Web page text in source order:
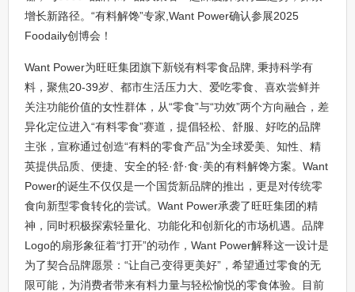
增长新路径。“有料解馋”专家,Want Power确认参展2025
Foodaily创博会！
Want Power为旺旺集团旗下新锐有料零食品牌, 秉持科学有
料，聚焦20-39岁、都市生活压力大、爱吃零食、喜欢尝鲜并
关注功能价值的女性群体，从“零食”与“功效”两个方向融合，差
异化定位进入“有料零食”赛道，提倡轻松、舒服、好吃的品牌
主张，宣称通过创造“有料的零食产品”为全球爱美、知性、精
英提供品质、便捷、安全的轻·舒·食·美的有料解馋方案。Want
Power的诞生不仅仅是一个国货新品牌的推出，更是对传统零
食向新型零食转化的尝试。Want Power承袭了旺旺集团的精
神，同时积极探索轻量化、功能化和创新化的市场机遇。品牌
Logo的扇形象征着“打开”的动作，Want Power解释这一设计是
为了契合品牌愿景：“让自己变得更美好”，希望通过零食的无
限可能，为消费者带来有料力量与轻松愉悦的零食体验。目前